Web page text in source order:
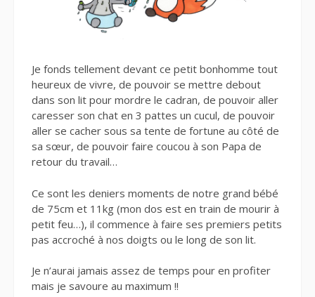
Je fonds tellement devant ce petit bonhomme tout
heureux de vivre, de pouvoir se mettre debout
dans son lit pour mordre le cadran, de pouvoir aller
caresser son chat en 3 pattes un cucul, de pouvoir
aller se cacher sous sa tente de fortune au côté de
sa sœur, de pouvoir faire coucou à son Papa de
retour du travail…
Ce sont les deniers moments de notre grand bébé
de 75cm et 11kg (mon dos est en train de mourir à
petit feu…), il commence à faire ses premiers petits
pas accroché à nos doigts ou le long de son lit.
Je n’aurai jamais assez de temps pour en profiter
mais je savoure au maximum !!